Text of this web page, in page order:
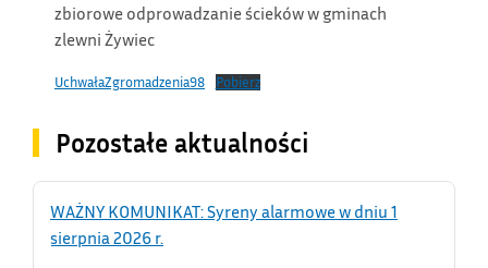
zbiorowe odprowadzanie ścieków w gminach
zlewni Żywiec
UchwałaZgromadzenia98 Pobierz
Pozostałe aktualności
WAŻNY KOMUNIKAT: Syreny alarmowe w dniu 1
sierpnia 2026 r.